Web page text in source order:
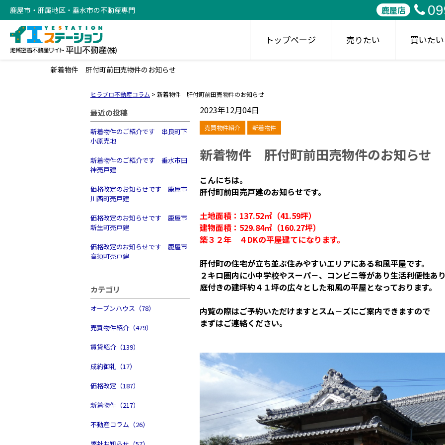
鹿屋市・肝属地区・垂水市の不動産専門 鹿屋店
トップページ 売りたい 買いたい
新着物件 肝付町前田売物件のお知らせ
ヒラブロ不動産コラム > 新着物件 肝付町前田売物件のお知らせ
最近の投稿
新着物件のご紹介です 串良町下
小原売地
新着物件のご紹介です 垂水市田
神売戸建
価格改定のお知らせです 鹿屋市
川西町売戸建
価格改定のお知らせです 鹿屋市
新生町売戸建
価格改定のお知らせです 鹿屋市
高須町売戸建
カテゴリ
オープンハウス（78）
売買物件紹介（479）
賃貸紹介（139）
成約御礼（17）
価格改定（187）
新着物件（217）
不動産コラム（26）
2023年12月04日
売買物件紹介 新着物件
新着物件 肝付町前田売物件のお知らせ
こんにちは。
肝付町前田売戸建のお知らせです。
土地面積：137.52㎡（41.59坪）
建物面積：529.84㎡（160.27坪）
築３２年 ４DKの平屋建てになります。
肝付町の住宅が立ち並ぶ住みやすいエリアにある和風平屋です。
２キロ圏内に小中学校やスーパ－、コンビニ等があり生活利便性あ
庭付きの建坪約４１坪の広々とした和風の平屋となっております。
内覧の際はご予約いただけますとスム－ズにご案内できますので
まずはご連絡ください。